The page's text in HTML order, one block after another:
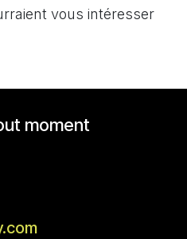
vous intéresser
moment